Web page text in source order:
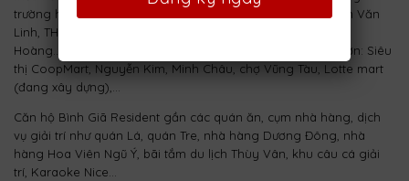
trường học các cấp: THCS Trương Công Định, THCS Nguyễn Văn
Linh, THPT Lê Hồng Phong, THPT Vũng Tàu, THPT Đinh Tiên
Hoàng… Bên cạnh đó là các trung tâm mua sắm, siêu thị lớn: Siêu
thị CoopMart, Nguyễn Kim, Minh Châu, chợ Vũng Tàu, Lotte mart
(đang xây dựng),…
Căn hộ Bình Giã Resident gần các quán ăn, cụm nhà hàng, dịch
vụ giải trí như quán Lá, quán Tre, nhà hàng Dương Đông, nhà
hàng Hoa Viên Ngũ Ý, bãi tắm du lịch Thùy Vân, khu câu cá giải
trí, Karaoke Nice…